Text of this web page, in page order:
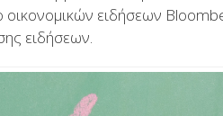
οικονομικών ειδήσεων
ειδήσεων.